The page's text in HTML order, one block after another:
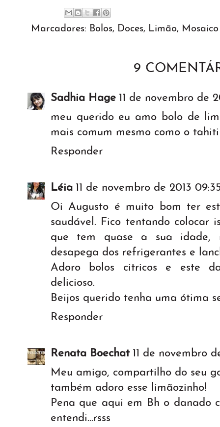
Marcadores: Bolos, Doces, Limão,
9
Sadhia Hage 11 de novembro de
meu querido eu amo bolo de
mais comum mesmo como o
Responder
Léia 11 de novembro de 2013
Oi Augusto é muito bom ter
saudável. Fico tentando colocar
que tem quase a sua idade,
desapega dos refrigerantes e
Adoro bolos citricos e este
delicioso.
Beijos querido tenha uma ótima
Responder
Renata Boechat 11 de novembro
Meu amigo, compartilho do seu
também adoro esse limãozinho!
Pena que aqui em Bh o danado
entendi...rsss